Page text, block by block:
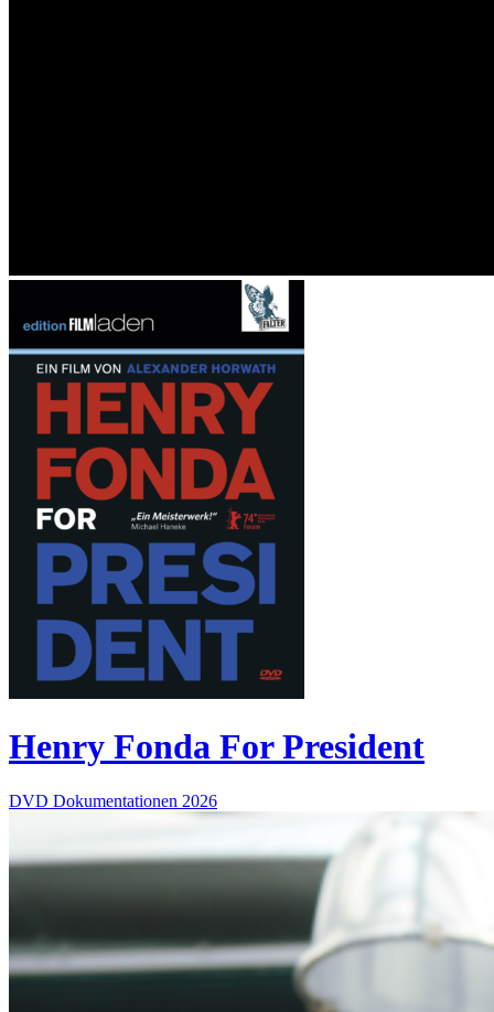
Henry Fonda For President
DVD Dokumentationen 2026